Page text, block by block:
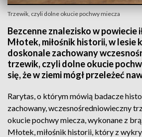
Trzewik, czyli dolne okucie pochwy miecza
Bezcenne znalezisko w powiecie
Młotek, miłośnik historii, w lesie
doskonale zachowany
trzewik, czyli dolne okucie
się, że w ziemi mógł przeleżeć
Rarytas, o którym mówią badacze
zachowany, wczesnośredniowieczny
okucie pochwy miecza, wykonane z
Młotek, miłośnik historii, który z